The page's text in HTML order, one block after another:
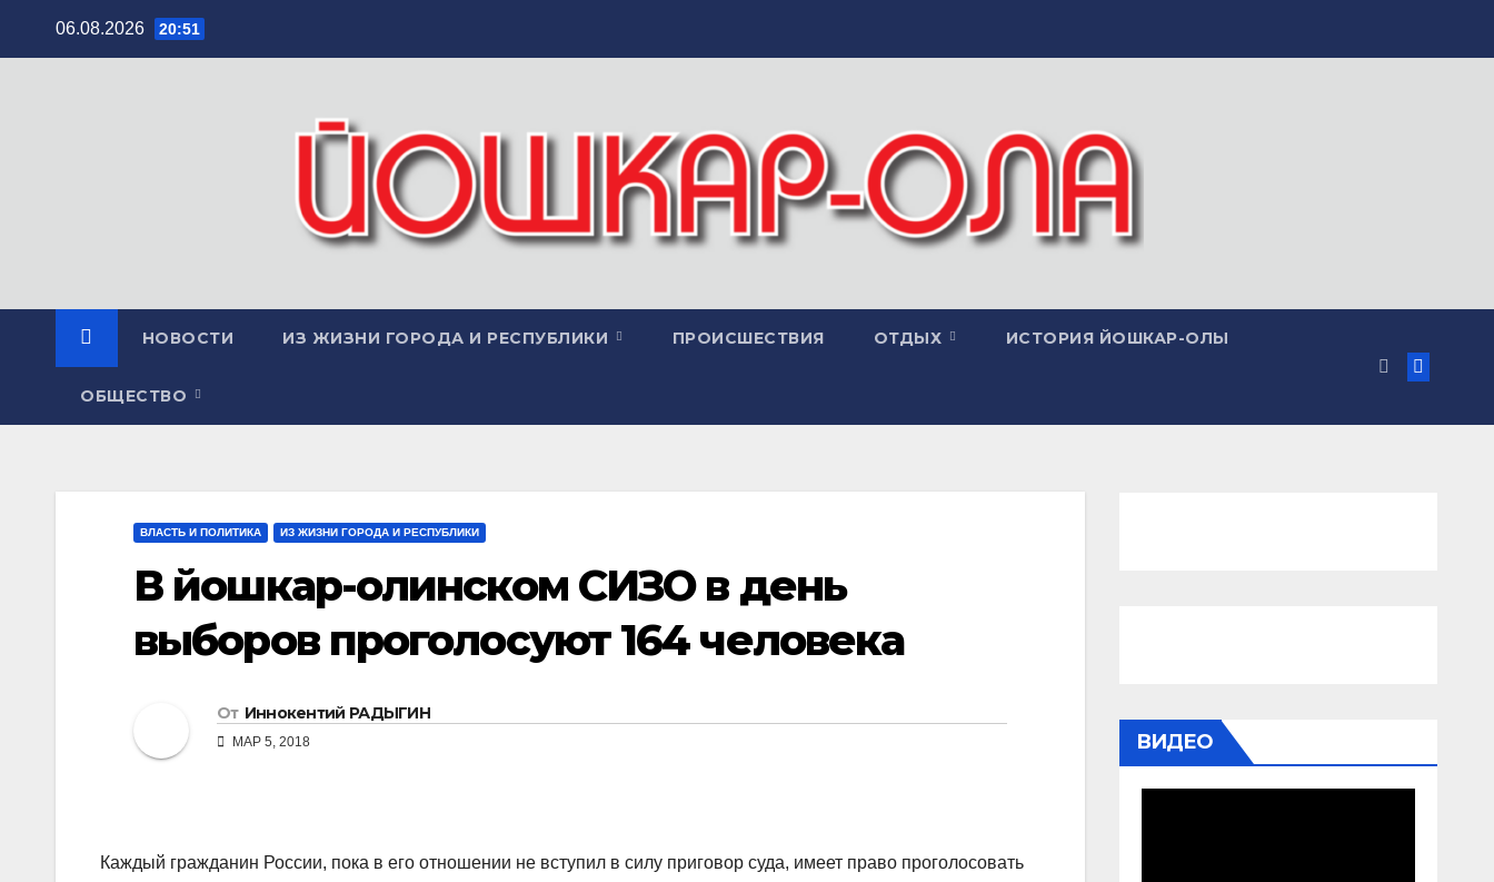
06.08.2026 20:51
НОВОСТИ ИЗ ЖИЗНИ ГОРОДА И РЕСПУБЛИКИ ПРОИСШЕСТВИЯ ОТДЫХ ИСТОРИЯ ЙОШКАР-ОЛЫ
ОБЩЕСТВО
ВЛАСТЬ И ПОЛИТИКА ИЗ ЖИЗНИ ГОРОДА И РЕСПУБЛИКИ
В йошкар-олинском СИЗО в день
выборов проголосуют 164 человека
От Иннокентий РАДЫГИН
МАР 5, 2018
Каждый гражданин России, пока в его отношении не вступил в силу приговор суда, имеет право проголосовать
ВИДЕО